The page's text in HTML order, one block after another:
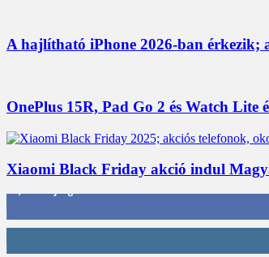
A hajlítható iPhone 2026-ban érkezik;
OnePlus 15R, Pad Go 2 és Watch Lite
Xiaomi Black Friday akció indul